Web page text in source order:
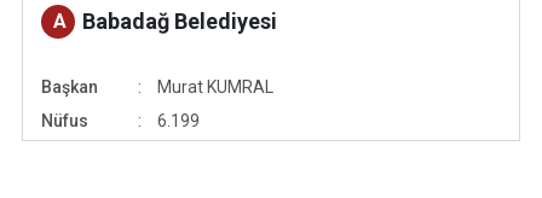
A Babadağ Belediyesi
Başkan
Murat KUMRAL
Nüfus
6.199